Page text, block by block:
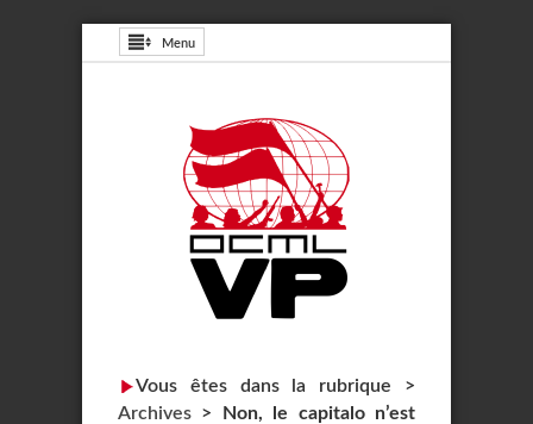
Menu
Vous êtes dans la rubrique >
Archives >
Non, le capitalo n’est